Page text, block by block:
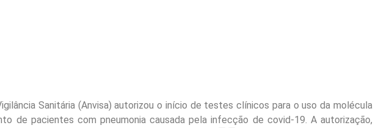
Sanitária (Anvisa) autorizou o início de testes clínicos para o uso da molécula
de pacientes com pneumonia causada pela infecção de covid-19. A autorização,